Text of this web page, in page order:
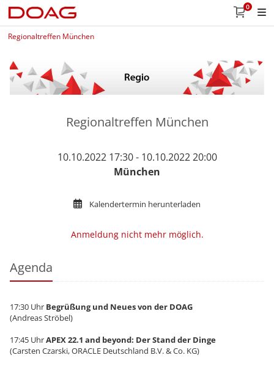
0
Regionaltreffen München
Regionaltreffen München
10.10.2022 17:30 - 10.10.2022 20:00
München
Kalendertermin herunterladen
Anmeldung nicht mehr möglich.
Agenda
17:30 Uhr Begrüßung und Neues von der DOAG
(Andreas Ströbel)
17:45 UhrAPEX 22.1 and beyond: Der Stand der Dinge
(Carsten Czarski, ORACLE Deutschland B.V. & Co. KG)